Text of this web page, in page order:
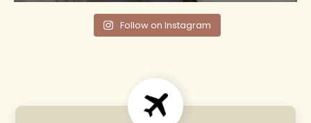
Follow on Instagram